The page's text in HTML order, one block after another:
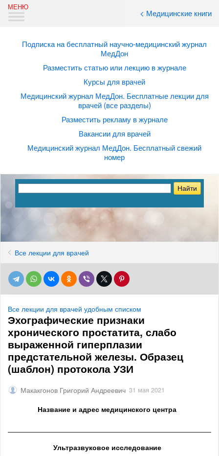
< Медицинские книги
Подписка на бесплатный научно-медицинский журнал
МедДон
Разместить статью или лекцию в журнале
Курсы для врачей
Медицинский журнал МедДон. Бесплатные лекции для
врачей (все разделы)
Разместить рекламу в журнале
Вакансии для врачей
Медицинский журнал МедДон. Бесплатный свежий
номер
Все лекции для врачей
Все лекции для врачей удобным списком
Эхографические признаки
хронического простатита, слабо
выраженной гиперплазии
предстательной железы. Образец
(шаблон) протокола УЗИ
Макакгонов Григорий Андреевич 31 мая 2021
Название и адрес медицинского центра
Ультразвуковое исследование